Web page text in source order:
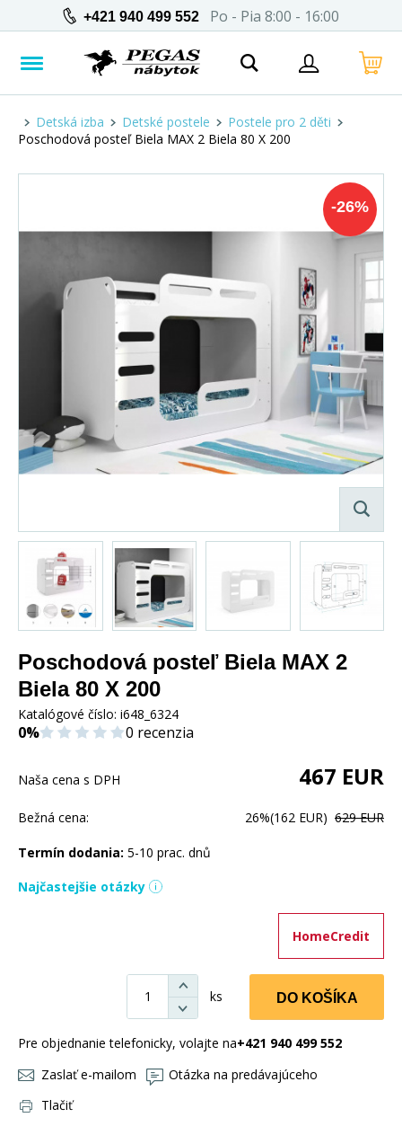
+421 940 499 552 Po - Pia 8:00 - 16:00
Detská izba Detské postele
Postele pro 2 děti
Poschodová posteľ Biela MAX 2 Biela 80 X 200
-26%
Poschodová posteľ Biela MAX 2
Biela 80 X 200
Katalógové číslo: i648_6324
0% 0 recenzia
Naša cena s DPH 467 EUR
Bežná cena: 26%(162 EUR) 629 EUR
Termín dodania: 5-10 prac. dnů
Najčastejšie otázky
HomeCredit
ks DO KOŠÍKA
Pre objednanie telefonicky, volajte na+421 940 499 552
Zaslať e-mailom
Otázka na predávajúceho
Tlačiť